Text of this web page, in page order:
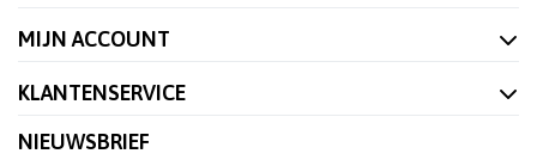
MIJN ACCOUNT
KLANTENSERVICE
NIEUWSBRIEF